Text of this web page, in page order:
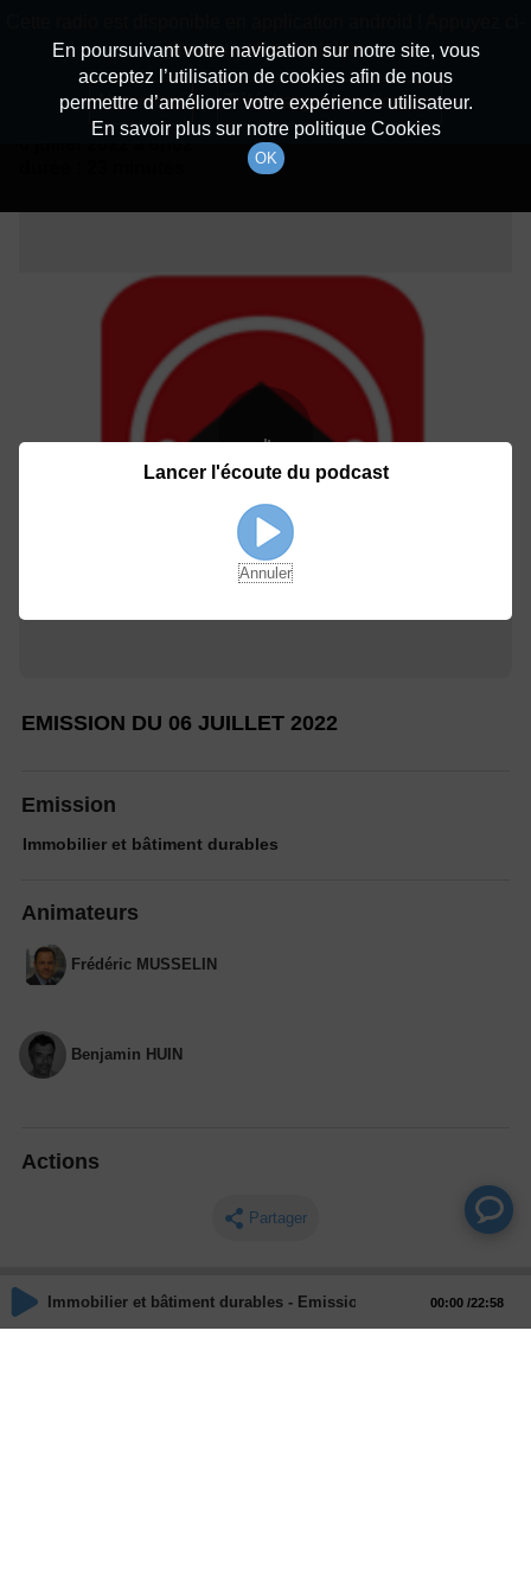
Détails De L'épisode
à 8h02
EMISSION DU 06 JUILLET 2022
Emission
Immobilier et bâtiment durables
Animateurs
Frédéric MUSSELIN
Benjamin HUIN
Actions
Partager
Aucun commentaire posté pour le moment
Immobilier et bâtiment durables - Emission du 06 Juillet 2022
00:00 22:58
En poursuivant votre navigation sur notre site, vous
acceptez l’utilisation de cookies afin de nous
permettre d’améliorer votre expérience utilisateur.
En savoir plus sur notre politique Cookies
OK
dessous pour l'installer.
Non merci Télécharger l'application
Lancer l'écoute du podcast
Annuler